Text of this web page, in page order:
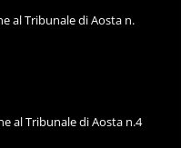
al Tribunale di Aosta n.
al Tribunale di Aosta n.4